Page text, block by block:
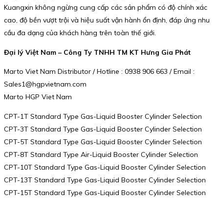
Kuangxin không ngừng cung cấp các sản phẩm có độ chính xác
cao, độ bền vượt trội và hiệu suất vận hành ổn định, đáp ứng nhu
cầu đa dạng của khách hàng trên toàn thế giới.
Đại lý Việt Nam – Công Ty TNHH TM KT Hưng Gia Phát
Marto Viet Nam Distributor / Hotline : 0938 906 663 / Email :
Sales1@hgpvietnam.com
Marto HGP Viet Nam
CPT-1T Standard Type Gas-Liquid Booster Cylinder Selection
CPT-3T Standard Type Gas-Liquid Booster Cylinder Selection
CPT-5T Standard Type Gas-Liquid Booster Cylinder Selection
CPT-8T Standard Type Air-Liquid Booster Cylinder Selection
CPT-10T Standard Type Gas-Liquid Booster Cylinder Selection
CPT-13T Standard Type Gas-Liquid Booster Cylinder Selection
CPT-15T Standard Type Gas-Liquid Booster Cylinder Selection